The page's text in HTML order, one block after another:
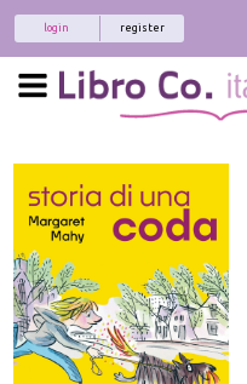
register
login